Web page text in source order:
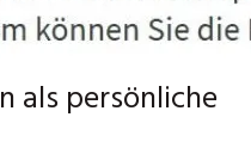
als persönliche